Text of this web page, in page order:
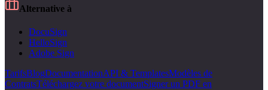
Alternative à
DocuSign
HelloSign
Adobe Sign
TarifsBlogDocumentationAPI & TemplatesModèles de
ContratsTéléchargez votre documentSigner un PDF en